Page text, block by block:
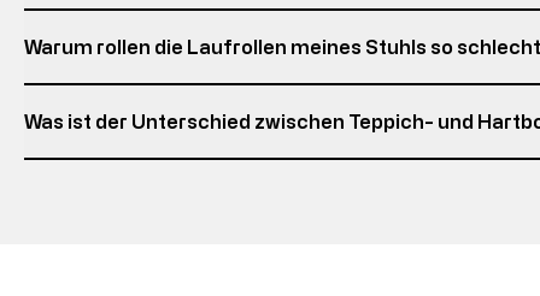
Warum rollen die Laufrollen meines Stuhls so
Was ist der Unterschied zwischen Teppich- und